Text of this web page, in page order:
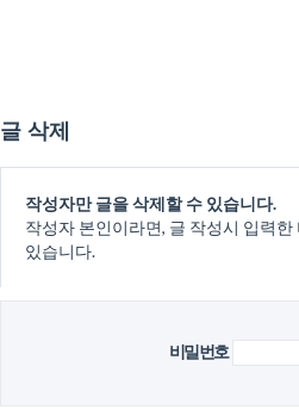
글 삭제
작성자만 글을 삭제할 수 있습니다.
작성자 본인이라면, 글 작성시 입력
있습니다.
비밀번호